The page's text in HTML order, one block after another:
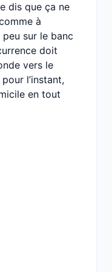
dis que ça ne
à
sur le banc
doit
vers le
l’instant,
en tout